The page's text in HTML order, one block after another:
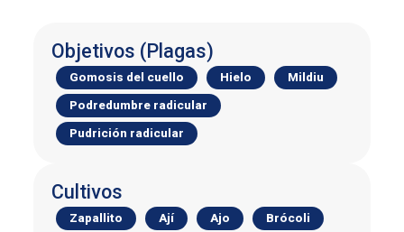
Objetivos (Plagas)
Gomosis del cuello Hielo Mildiu
Podredumbre radicular
Pudrición radicular
Cultivos
Zapallito Ají Ajo Brócoli